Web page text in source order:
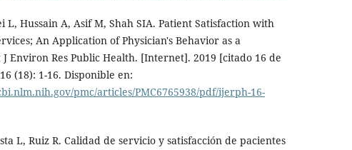
L, Hussain A, Asif M, Shah SIA. Patient Satisfaction with
An Application of Physician's Behavior as a
Environ Res Public Health. [Internet]. 2019 [citado 16 de
(18): 1-16. Disponible en:
pmc/articles/PMC6765938/pdf/ijerph-16-
L, Ruiz R. Calidad de servicio y satisfacción de pacientes